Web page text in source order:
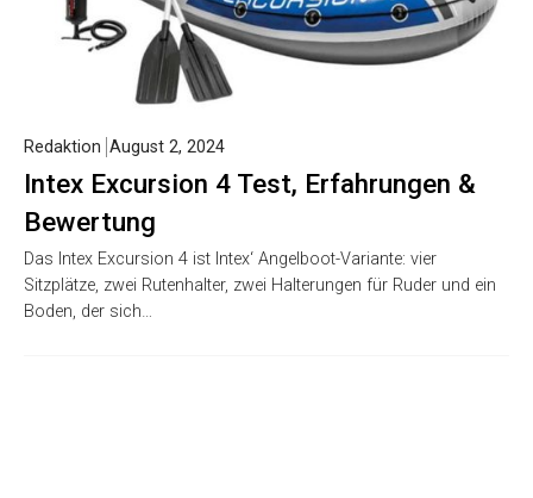
Intex Excursion 4 Test, Erfahrungen &
Bewertung
Redaktion August 2, 2024
Das Intex Excursion 4 ist Intex‘ Angelboot-Variante: vier
Sitzplätze, zwei Rutenhalter, zwei Halterungen für Ruder und ein
Boden, der sich…